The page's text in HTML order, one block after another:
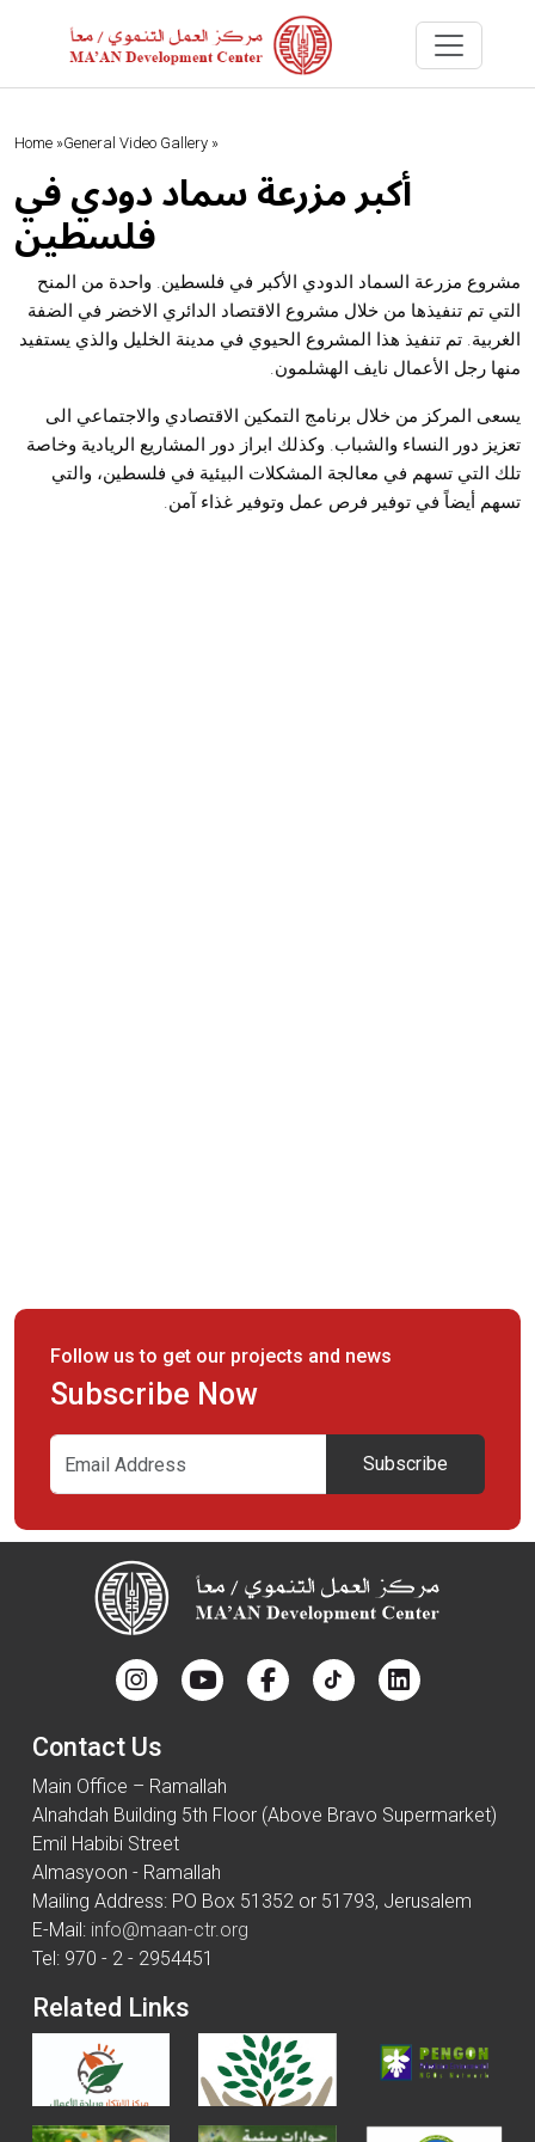
Home »General Video Gallery »
أكبر مزرعة سماد دودي في
فلسطين
مشروع مزرعة السماد الدودي الأكبر في فلسطين. واحدة من المنح
التي تم تنفيذها من خلال مشروع الاقتصاد الدائري الاخضر في الضفة
الغربية. تم تنفيذ هذا المشروع الحيوي في مدينة الخليل والذي يستفيد
منها رجل الأعمال نايف الهشلمون.
يسعى المركز من خلال برنامج التمكين الاقتصادي والاجتماعي الى
تعزيز دور النساء والشباب. وكذلك ابراز دور المشاريع الريادية وخاصة
تلك التي تسهم في معالجة المشكلات البيئية في فلسطين، والتي
تسهم أيضاً في توفير فرص عمل وتوفير غذاء آمن.
Follow us to get our projects and news
Subscribe Now
Subscribe
Contact Us
Main Office – Ramallah
Alnahdah Building 5th Floor (Above Bravo Supermarket)
Emil Habibi Street
Almasyoon - Ramallah
Mailing Address: PO Box 51352 or 51793, Jerusalem
E-Mail: info@maan-ctr.org
Tel: 970 - 2 - 2954451
Related Links